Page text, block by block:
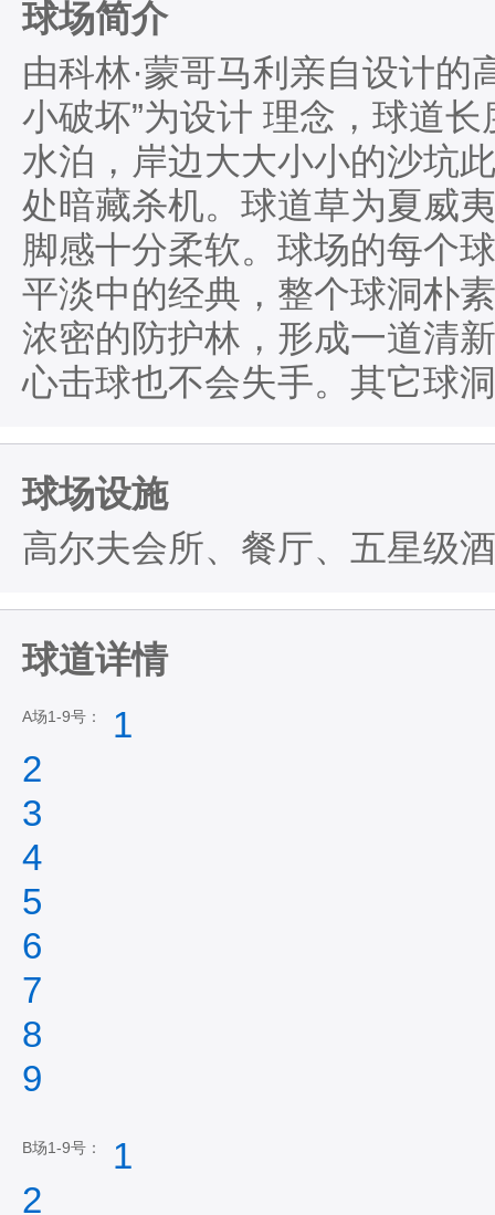
球场简介
由科林·蒙哥马利亲自设计的
小破坏”为设计 理念，球道
水泊，岸边大大小小的沙坑
处暗藏杀机。球道草为夏威
脚感十分柔软。球场的每个
平淡中的经典，整个球洞朴
浓密的防护林，形成一道清
心击球也不会失手。其它球
球场设施
高尔夫会所、餐厅、五星级
球道详情
A场1-9号：
1
2
3
4
5
6
7
8
9
B场1-9号：
1
2